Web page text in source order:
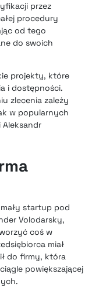
przez
procedury
od tego
do swoich
projekty, które
i dostępności.
zlecenia zależy
w popularnych
startup pod
Volodarsky,
coś w
miał
do firmy, która
powiększającej